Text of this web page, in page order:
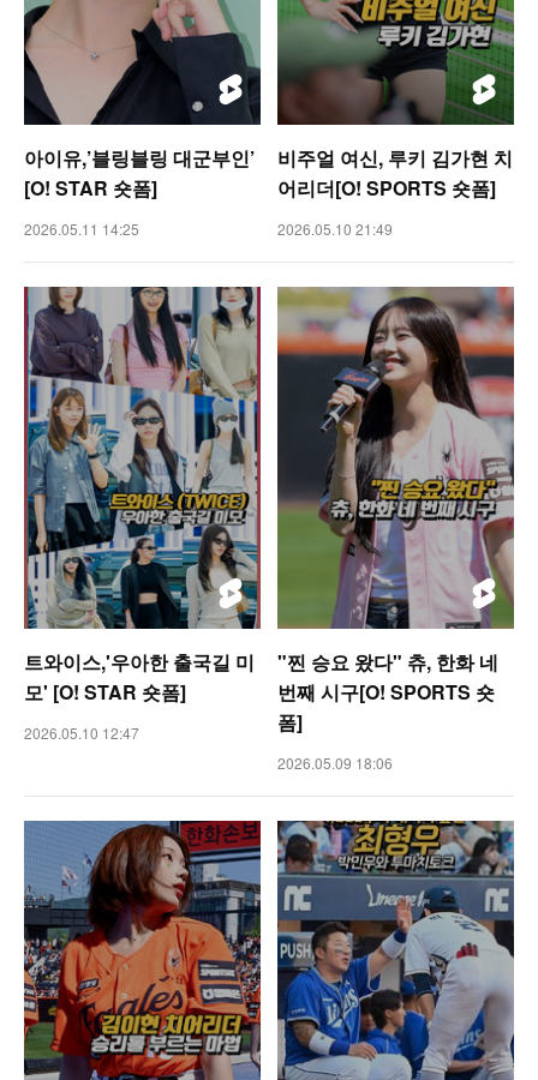
아이유,’블링블링 대군부인’
[O! STAR 숏폼]
2026.05.11 14:25
비주얼 여신, 루키 김가현 치
어리더[O! SPORTS 숏폼]
2026.05.10 21:49
트와이스,'우아한 출국길 미
모' [O! STAR 숏폼]
2026.05.10 12:47
"찐 승요 왔다" 츄, 한화 네
번째 시구[O! SPORTS 숏
폼]
2026.05.09 18:06